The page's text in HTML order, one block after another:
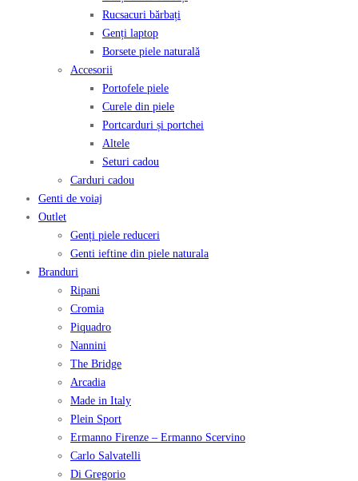
Rucsacuri bărbați
Genți laptop
Borsete piele naturală
Accesorii
Portofele piele
Curele din piele
Portcarduri și portchei
Altele
Seturi cadou
Carduri cadou
Genti de voiaj
Outlet
Genți piele reduceri
Genti ieftine din piele naturala
Branduri
Ripani
Cromia
Piquadro
Nannini
The Bridge
Arcadia
Made in Italy
Plein Sport
Ermanno Firenze – Ermanno Scervino
Carlo Salvatelli
Di Gregorio